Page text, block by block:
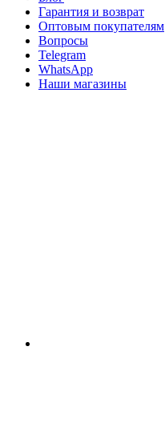
Гарантия и возврат
Оптовым покупателям
Вопросы
Telegram
WhatsApp
Наши магазины